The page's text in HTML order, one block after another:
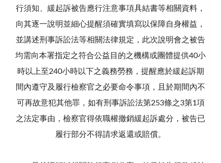
行須知、緩起訴被告應行注意事項具結書等相關資料，
向其逐一說明並細心提醒須確實填寫以保障自身權益，
並講述刑事訴訟法等相關法律規定，此次說明會之被告
均需向本署指定之符合公益目的之機構或團體提供40小
時以上至240小時以下之義務勞務，提醒應於緩起訴期
間內遵守及履行檢察官之必要命令事項，且於期間內不
可再故意犯其他罪，如有刑事訴訟法第253條之3第1項
之法定事由，檢察官得依職權撤銷緩起訴處分，被告已
履行部分不得請求返還或賠償。